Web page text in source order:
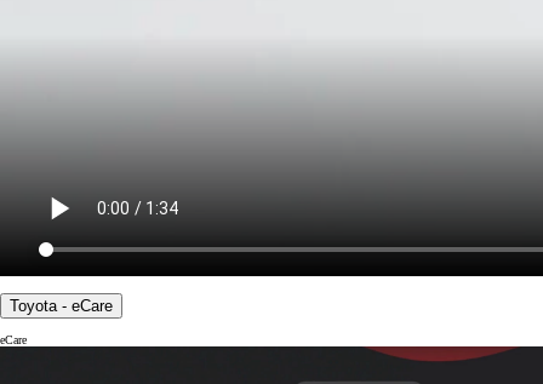
Toyota - eCare
eCare